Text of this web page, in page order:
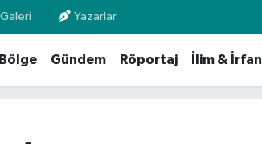
Yazarlar
Bölge Gündem Röportaj İlim & İrfan